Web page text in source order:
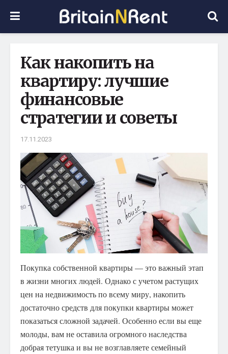
Как накопить на
квартиру: лучшие
финансовые
стратегии и советы
17.11.2023
Покупка собственной квартиры — это важный этап
в жизни многих людей. Однако с учетом растущих
цен на недвижимость по всему миру, накопить
достаточно средств для покупки квартиры может
показаться сложной задачей. Особенно если вы еще
молоды, вам не оставила огромного наследства
добрая тетушка и вы не возглавляете семейный